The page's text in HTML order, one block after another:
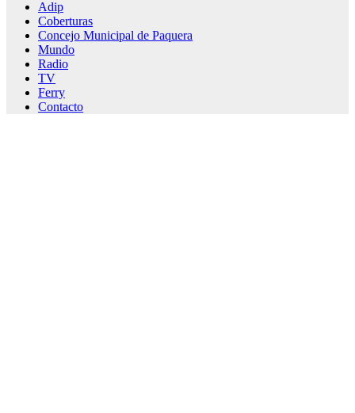
Adip
Coberturas
Concejo Municipal de Paquera
Mundo
Radio
TV
Ferry
Contacto